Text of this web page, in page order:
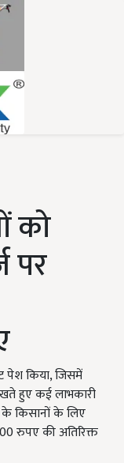
को
पर
पेश किया, जिसमें
हुए कई लाभकारी
किसानों के लिए
रुपए की अतिरिक्त